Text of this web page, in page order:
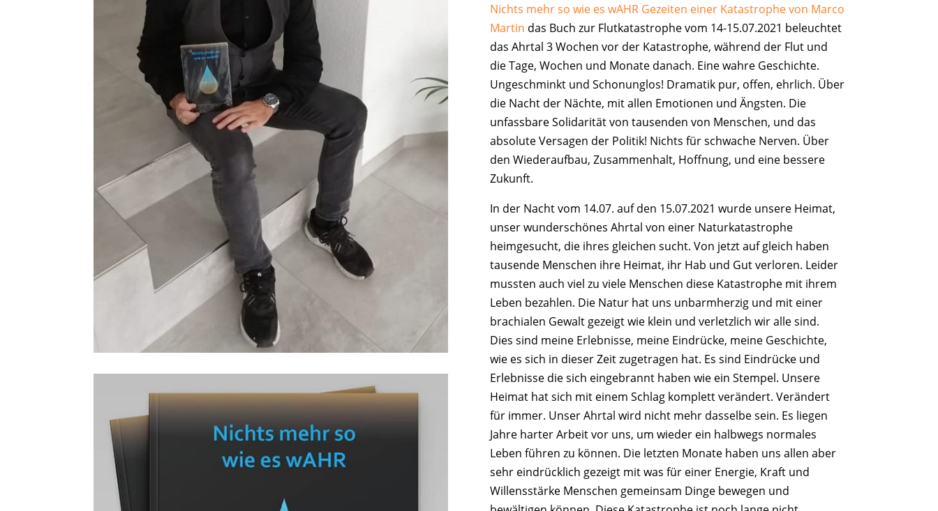
Nichts mehr so wie es wAHR Gezeiten einer Katastrophe von Marco
Martin das Buch zur Flutkatastrophe vom 14-15.07.2021 beleuchtet
das Ahrtal 3 Wochen vor der Katastrophe, während der Flut und
die Tage, Wochen und Monate danach. Eine wahre Geschichte.
Ungeschminkt und Schonunglos! Dramatik pur, offen, ehrlich. Über
die Nacht der Nächte, mit allen Emotionen und Ängsten. Die
unfassbare Solidarität von tausenden von Menschen, und das
absolute Versagen der Politik! Nichts für schwache Nerven. Über
den Wiederaufbau, Zusammenhalt, Hoffnung, und eine bessere
Zukunft.
In der Nacht vom 14.07. auf den 15.07.2021 wurde unsere Heimat,
unser wunderschönes Ahrtal von einer Naturkatastrophe
heimgesucht, die ihres gleichen sucht. Von jetzt auf gleich haben
tausende Menschen ihre Heimat, ihr Hab und Gut verloren. Leider
mussten auch viel zu viele Menschen diese Katastrophe mit ihrem
Leben bezahlen. Die Natur hat uns unbarmherzig und mit einer
brachialen Gewalt gezeigt wie klein und verletzlich wir alle sind.
Dies sind meine Erlebnisse, meine Eindrücke, meine Geschichte,
wie es sich in dieser Zeit zugetragen hat. Es sind Eindrücke und
Erlebnisse die sich eingebrannt haben wie ein Stempel. Unsere
Heimat hat sich mit einem Schlag komplett verändert. Verändert
für immer. Unser Ahrtal wird nicht mehr dasselbe sein. Es liegen
Jahre harter Arbeit vor uns, um wieder ein halbwegs normales
Leben führen zu können. Die letzten Monate haben uns allen aber
sehr eindrücklich gezeigt mit was für einer Energie, Kraft und
Willensstärke Menschen gemeinsam Dinge bewegen und